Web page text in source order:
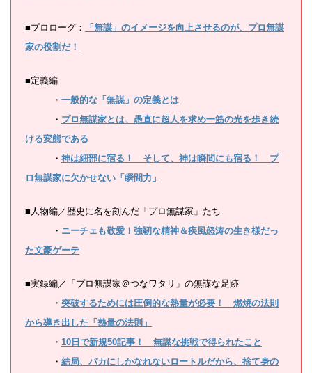
■プロローグ：
「無謀」のイメージを向上させるのが、プロ無謀
家の役割だ！
■定義編
・ 一般的な「無謀」の定義とは
・ プロ無謀家とは、愚直に超人を求め一筋の光を歩き続
ける変態である
・ 神は細部に宿る！ そして、神は瞬間にも宿る！ プ
ロ無謀家に欠かせない「瞬間力」
■人物編／歴史に名を刻んだ「プロ無謀家」たち
・ ニーチェも敬愛！強靭な精神＆疾風怒涛の生き様だっ
た文豪ゲーテ
■実録編／「プロ無謀家＠つなワタリ」の無謀な足跡
・ 突破するためには圧倒的な熱量が必要！ 燃焼の法則
から導き出した「熱量の法則」
・ 10日で新規50記事！ 無謀な挑戦で得られたこと
・ 結局、バカにしかなれないロートルだから、捨て身の